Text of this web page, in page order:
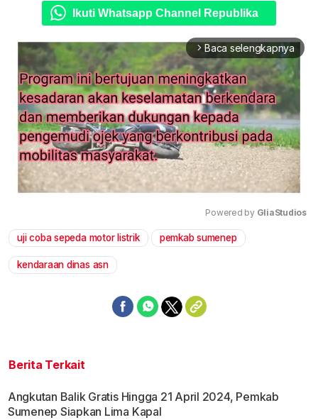
Ikuti Whatsapp Channel Republika
arrow_forward_ios Baca selengkapnya
Powered by GliaStudios
uji coba sepeda motor listrik pemkab sumenep
kendaraan dinas asn
Berita Terkait
Angkutan Balik Gratis Hingga 21 April 2024, Pemkab
Sumenep Siapkan Lima Kapal